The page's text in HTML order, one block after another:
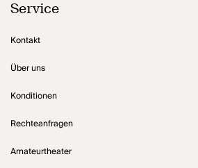
Service
Kontakt
Über uns
Konditionen
Rechteanfragen
Amateurtheater